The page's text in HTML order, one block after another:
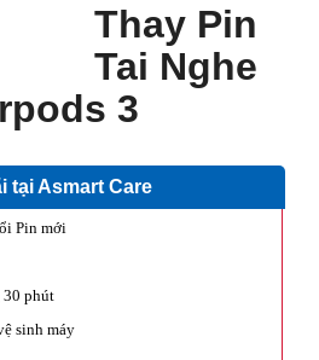
Thay Pin
Tai Nghe
3
tại Asmart Care
Pin mới
30 phút
sinh máy